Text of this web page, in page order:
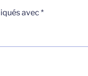
avec *